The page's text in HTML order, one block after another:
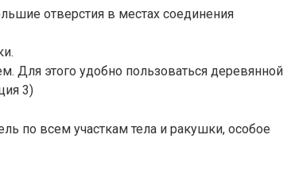
отверстия в местах соединения
Для этого удобно пользоваться деревянной
3)
по всем участкам тела и ракушки, особое